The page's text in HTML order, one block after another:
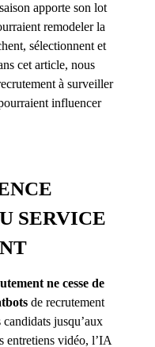
apporte son lot
remodeler la
sélectionnent et
cet article, nous
à surveiller
influencer
SERVICE
ne cesse de
de recrutement
jusqu’aux
entretiens vidéo, l’IA